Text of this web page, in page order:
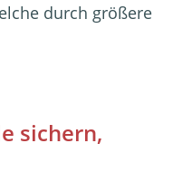
durch größere
sichern,